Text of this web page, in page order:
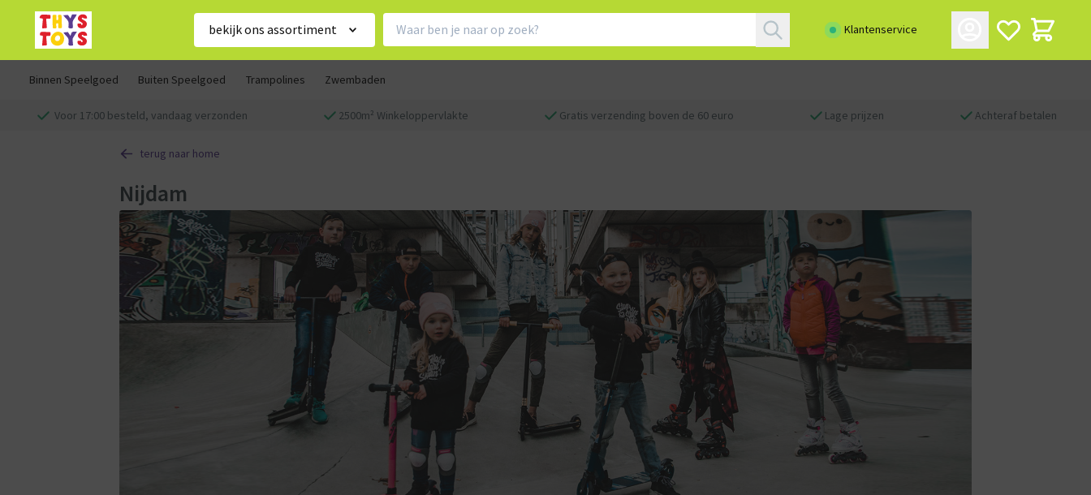
bekijk ons assortiment Klantenservice
Binnen Speelgoed Buiten Speelgoed Trampolines Zwembaden
Voor 17:00 besteld, vandaag verzonden 2500m² Winkeloppervlakte Gratis verzending boven de 60 euro Lage prijzen Achteraf betalen
terug naar home
Nijdam